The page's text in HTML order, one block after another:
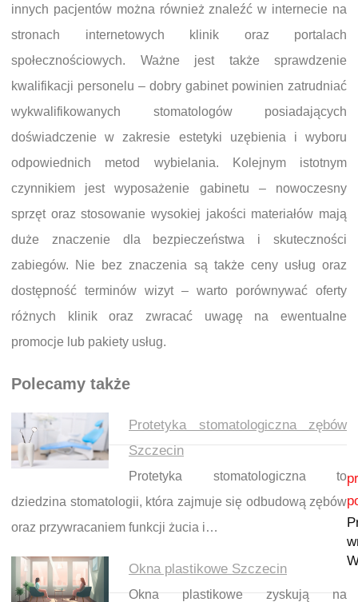
innych pacjentów można również znaleźć w internecie na
stronach internetowych klinik oraz portalach
społecznościowych. Ważne jest także sprawdzenie
kwalifikacji personelu – dobry gabinet powinien zatrudniać
wykwalifikowanych stomatologów posiadających
doświadczenie w zakresie estetyki uzębienia i wyboru
odpowiednich metod wybielania. Kolejnym istotnym
czynnikiem jest wyposażenie gabinetu – nowoczesny
sprzęt oraz stosowanie wysokiej jakości materiałów mają
duże znaczenie dla bezpieczeństwa i skuteczności
zabiegów. Nie bez znaczenia są także ceny usług oraz
dostępność terminów wizyt – warto porównywać oferty
różnych klinik oraz zwracać uwagę na ewentualne
promocje lub pakiety usług.
Polecamy także
Protetyka stomatologiczna zębów
Szczecin
Protetyka stomatologiczna to
dziedzina stomatologii, która zajmuje się odbudową zębów
oraz przywracaniem funkcji żucia i…
Okna plastikowe Szczecin
Okna plastikowe zyskują na
Nawigacja wpisu